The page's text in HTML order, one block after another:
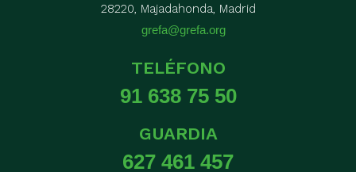
28220, Majadahonda, Madrid
grefa@grefa.org
TELÉFONO
91 638 75 50
GUARDIA
627 461 457